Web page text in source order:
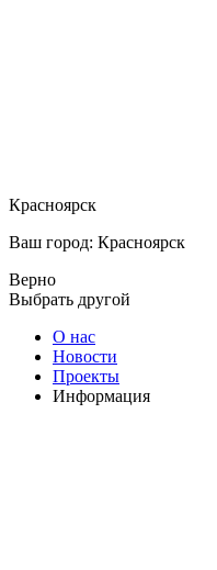
Красноярск
Ваш город: Красноярск
Верно
Выбрать другой
О нас
Новости
Проекты
Информация